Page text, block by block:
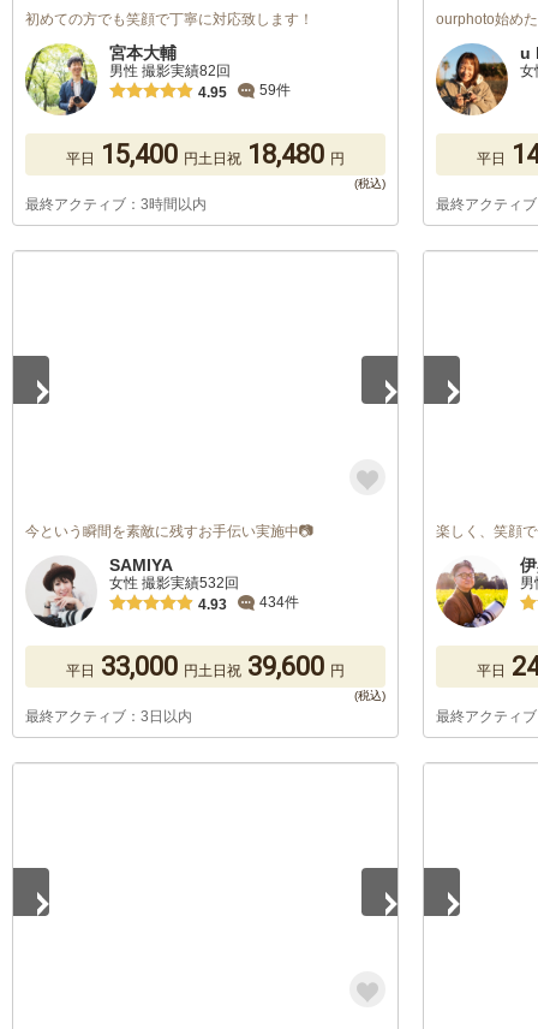
初めての方でも笑顔で丁寧に対応致します！
宮本大輔
男性 撮影実績82回
4.95
59件
平日 15,400 円土日祝 18,480 円
最終アクティブ：3時間以内
ourphoto始め
u
女
平日
最終アクティ
今という瞬間を素敵に残すお手伝い実施中📷
SAMIYA
女性 撮影実績532回
4.93
434件
平日 33,000 円土日祝 39,600 円
最終アクティブ：3日以内
楽しく、笑顔
平日
最終アクティ